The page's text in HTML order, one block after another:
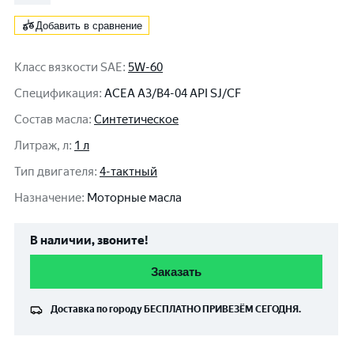
Добавить в сравнение
Класс вязкости SAE: 5W-60
Спецификация: ACEA A3/B4-04 API SJ/CF
Состав масла: Синтетическое
Литраж, л: 1 л
Тип двигателя: 4-тактный
Назначение: Моторные масла
В наличии, звоните!
Заказать
Доставка по городу БЕСПЛАТНО ПРИВЕЗЁМ СЕГОДНЯ.